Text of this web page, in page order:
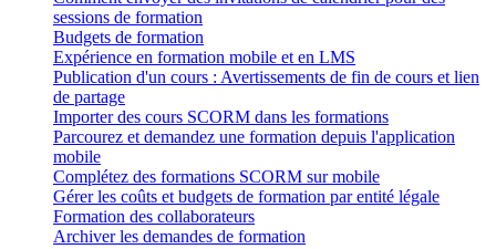
sessions de formation
Budgets de formation
Expérience en formation mobile et en LMS
Publication d'un cours : Avertissements de fin de cours et lien
de partage
Importer des cours SCORM dans les formations
Parcourez et demandez une formation depuis l'application
mobile
Complétez des formations SCORM sur mobile
Gérer les coûts et budgets de formation par entité légale
Formation des collaborateurs
Archiver les demandes de formation